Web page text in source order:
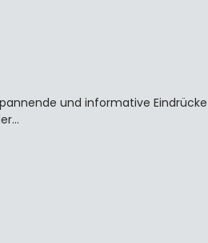
und informative